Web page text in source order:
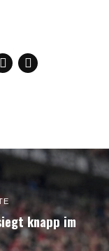
knapp im